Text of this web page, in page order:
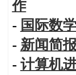
作
- 国际数
- 新闻简报
- 计算机